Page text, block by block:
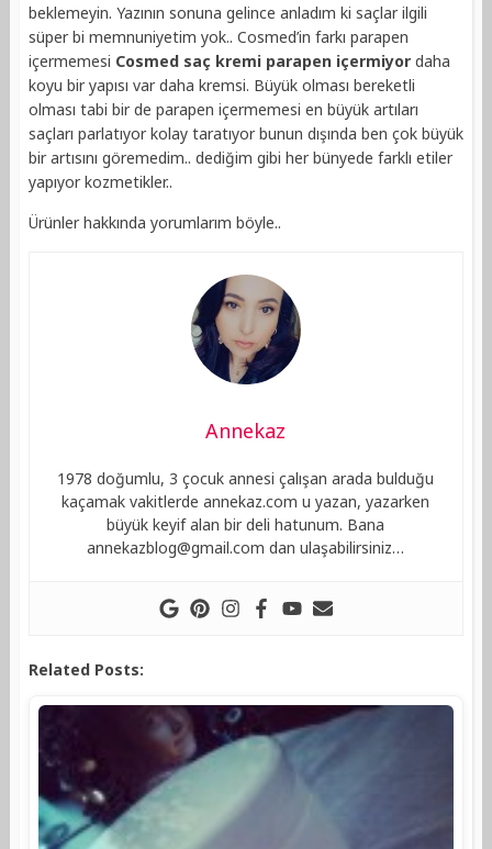
beklemeyin. Yazının sonuna gelince anladım ki saçlar ilgili
süper bi memnuniyetim yok.. Cosmed’in farkı parapen
içermemesi Cosmed saç kremi parapen içermiyordaha
koyu bir yapısı var daha kremsi. Büyük olması bereketli
olması tabi bir de parapen içermemesi en büyük artıları
saçları parlatıyor kolay taratıyor bunun dışında ben çok büyük
bir artısını göremedim.. dediğim gibi her bünyede farklı etiler
yapıyor kozmetikler..
Ürünler hakkında yorumlarım böyle..
Annekaz
1978 doğumlu, 3 çocuk annesi çalışan arada bulduğu
kaçamak vakitlerde annekaz.com u yazan, yazarken
büyük keyif alan bir deli hatunum. Bana
annekazblog@gmail.com dan ulaşabilirsiniz…
Related Posts: